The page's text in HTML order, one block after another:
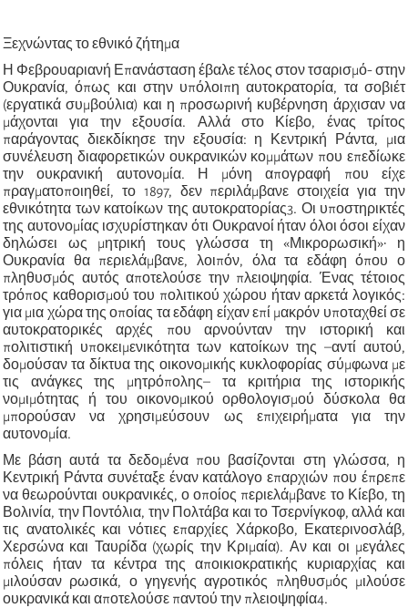
Ξεχνώντας το εθνικό ζήτημα
Η Φεβρουαριανή Επανάσταση έβαλε τέλος στον τσαρισμό- στην
Ουκρανία, όπως και στην υπόλοιπη αυτοκρατορία, τα σοβιέτ
(εργατικά συμβούλια) και η προσωρινή κυβέρνηση άρχισαν να
μάχονται για την εξουσία. Αλλά στο Κίεβο, ένας τρίτος
παράγοντας διεκδίκησε την εξουσία: η Κεντρική Ράντα, μια
συνέλευση διαφορετικών ουκρανικών κομμάτων που επεδίωκε
την ουκρανική αυτονομία. Η μόνη απογραφή που είχε
πραγματοποιηθεί, το 1897, δεν περιλάμβανε στοιχεία για την
εθνικότητα των κατοίκων της αυτοκρατορίας3. Οι υποστηρικτές
της αυτονομίας ισχυρίστηκαν ότι Ουκρανοί ήταν όλοι όσοι είχαν
δηλώσει ως μητρική τους γλώσσα τη «Μικρορωσική»∙ η
Ουκρανία θα περιελάμβανε, λοιπόν, όλα τα εδάφη όπου ο
πληθυσμός αυτός αποτελούσε την πλειοψηφία. Ένας τέτοιος
τρόπος καθορισμού του πολιτικού χώρου ήταν αρκετά λογικός:
για μια χώρα της οποίας τα εδάφη είχαν επί μακρόν υποταχθεί σε
αυτοκρατορικές αρχές που αρνούνταν την ιστορική και
πολιτιστική υποκειμενικότητα των κατοίκων της –αντί αυτού,
δομούσαν τα δίκτυα της οικονομικής κυκλοφορίας σύμφωνα με
τις ανάγκες της μητρόπολης– τα κριτήρια της ιστορικής
νομιμότητας ή του οικονομικού ορθολογισμού δύσκολα θα
μπορούσαν να χρησιμεύσουν ως επιχειρήματα για την
αυτονομία.
Με βάση αυτά τα δεδομένα που βασίζονται στη γλώσσα, η
Κεντρική Ράντα συνέταξε έναν κατάλογο επαρχιών που έπρεπε
να θεωρούνται ουκρανικές, ο οποίος περιελάμβανε το Κίεβο, τη
Βολινία, την Ποντόλια, την Πολτάβα και το Τσερνίγκοφ, αλλά και
τις ανατολικές και νότιες επαρχίες Χάρκοβο, Εκατερινοσλάβ,
Χερσώνα και Ταυρίδα (χωρίς την Κριμαία). Αν και οι μεγάλες
πόλεις ήταν τα κέντρα της αποικιοκρατικής κυριαρχίας και
μιλούσαν ρωσικά, ο γηγενής αγροτικός πληθυσμός μιλούσε
ουκρανικά και αποτελούσε παντού την πλειοψηφία4.